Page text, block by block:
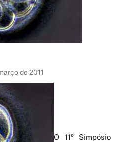
de 2011
O 11º Simpósio